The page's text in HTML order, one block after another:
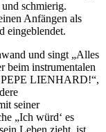
schmierig.
Anfängen als
eingeblendet.
und singt „Alles
beim instrumentalen
LIENHARD!“,
seiner
„Ich würd‘ es